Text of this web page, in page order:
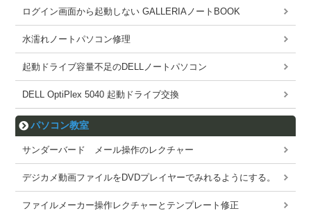
ログイン画面から起動しない GALLERIAノートBOOK
水濡れノートパソコン修理
起動ドライブ容量不足のDELLノートパソコン
DELL OptiPlex 5040 起動ドライブ交換
パソコン教室
サンダーバード メール操作のレクチャー
デジカメ動画ファイルをDVDプレイヤーでみれるようにする。
ファイルメーカー操作レクチャーとテンプレート修正